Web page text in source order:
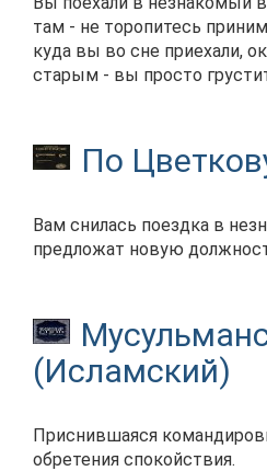
там - не торопитесь
куда вы во сне приехали,
старым - вы просто
По
Вам снилась поездка в
предложат новую
(Исламский)
Приснившаяся
обретения спокойствия.